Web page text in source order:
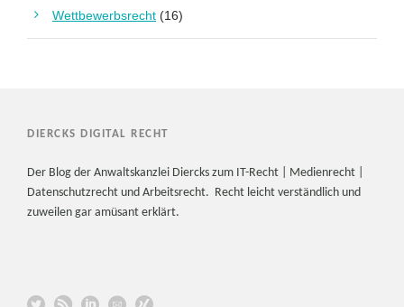
Wettbewerbsrecht (16)
DIERCKS DIGITAL RECHT
Der Blog der Anwaltskanzlei Diercks zum IT-Recht | Medienrecht |
Datenschutzrecht und Arbeitsrecht. Recht leicht verständlich und
zuweilen gar amüsant erklärt.